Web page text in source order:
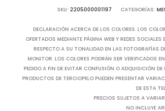
SKU: 2205000001197 CATEGORÍAS:
DECLARACIÓN ACERCA DE LOS COLORES. LOS
OFERTADOS MEDIANTE PÁGINA WEB Y REDES SOCIALES
RESPECTO A SU TONALIDAD EN LAS FOTOGRAFÍAS
MONITOR. LOS COLORES PODRÁN SER VERIFICADOS
PEDIDO A FIN DE EVITAR CONFUSIÓN O ADQUISICIÓN
PRODUCTOS DE TERCIOPELO PUEDEN PRESENTAR
DE ESTA
PRECIOS SUJETOS A
NO INCLUYE